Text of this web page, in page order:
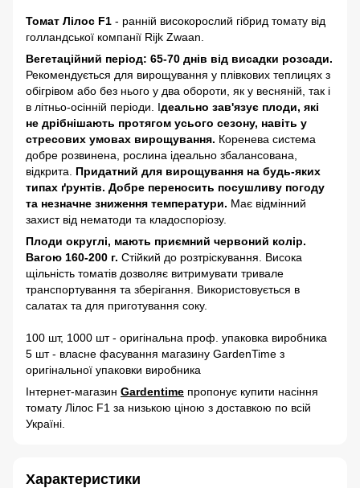
Томат Лілос F1 - ранній високорослий гібрид томату від
голландської компанії Rijk Zwaan.
Вегетаційний період: 65-70 днів від висадки розсади.
Рекомендується для вирощування у плівкових теплицях з
обігрівом або без нього у два обороти, як у весняній, так і
в літньо-осінній періоди. Ідеально зав'язує плоди, які
не дрібнішають протягом усього сезону, навіть у
стресових умовах вирощування. Коренева система
добре розвинена, рослина ідеально збалансована,
відкрита. Придатний для вирощування на будь-яких
типах ґрунтів. Добре переносить посушливу погоду
та незначне зниження температури. Має відмінний
захист від нематоди та кладоспоріозу.
Плоди округлі, мають приємний червоний колір.
Вагою 160-200 г. Стійкий до розтріскування. Висока
щільність томатів дозволяє витримувати тривале
транспортування та зберігання. Використовується в
салатах та для приготування соку.
100 шт, 1000 шт - оригінальна проф. упаковка виробника
5 шт - власне фасування магазину GardenTime з
оригінальної упаковки виробника
Інтернет-магазин Gardentime пропонує купити насіння
томату Лілос F1 за низькою ціною з доставкою по всій
Україні.
Характеристики